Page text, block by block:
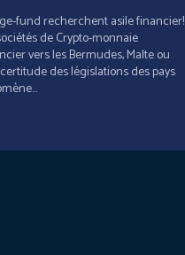
fund recherchent asile financier!
de Crypto-monnaie
vers les Bermudes, Malte ou
des législations des pays